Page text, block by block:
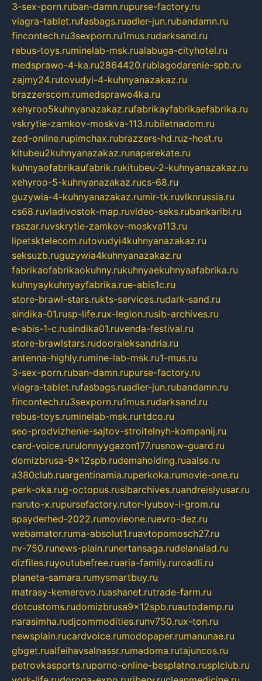
3-sex-porn.ruban-damn.rupurse-factory.ru
viagra-tablet.rufasbags.ruadler-jun.rubandamn.ru
fincontech.ru3sexporn.ru1mus.rudarksand.ru
rebus-toys.ruminelab-msk.rualabuga-cityhotel.ru
medsprawo-4-ka.ru2864420.rublagodarenie-spb.ru
zajmy24.rutovudyi-4-kuhnyanazakaz.ru
brazzerscom.rumedsprawo4ka.ru
xehyroo5kuhnyanazakaz.rufabrikayfabrikaefabrika.ru
vskrytie-zamkov-moskva-113.rubiletnadom.ru
zed-online.rupimchax.rubrazzers-hd.ruz-host.ru
kitubeu2kuhnyanazakaz.runaperekate.ru
kuhnyaofabrikaufabrik.rukitubeu-2-kuhnyanazakaz.ru
xehyroo-5-kuhnyanazakaz.rucs-68.ru
guzywia-4-kuhnyanazakaz.rumir-tk.ruvlknrussia.ru
cs68.ruvladivostok-map.ruvideo-seks.rubankaribi.ru
raszar.ruvskrytie-zamkov-moskva113.ru
lipetsktelecom.rutovudyi4kuhnyanazakaz.ru
seksuzb.ruguzywia4kuhnyanazakaz.ru
fabrikaofabrikaokuhny.rukuhnyaekuhnyaafabrika.ru
kuhnyaykuhnyayfabrika.rue-abis1c.ru
store-brawl-stars.rukts-services.rudark-sand.ru
sindika-01.rusp-life.rux-legion.rusib-archives.ru
e-abis-1-c.rusindika01.ruvenda-festival.ru
store-brawlstars.rudooraleksandria.ru
antenna-highly.rumine-lab-msk.ru1-mus.ru
3-sex-porn.ruban-damn.rupurse-factory.ru
viagra-tablet.rufasbags.ruadler-jun.rubandamn.ru
fincontech.ru3sexporn.ru1mus.rudarksand.ru
rebus-toys.ruminelab-msk.rurtdco.ru
seo-prodvizhenie-sajtov-stroitelnyh-kompanij.ru
card-voice.rurulonnyygazon177.rusnow-guard.ru
domizbrusa-9x12spb.rudemaholding.ruaalse.ru
a380club.ruargentinamia.ruperkoka.rumovie-one.ru
perk-oka.rug-octopus.rusibarchives.ruandreislyusar.ru
naruto-x.rupursefactory.rutor-lyubov-i-grom.ru
spayderhed-2022.rumovieone.ruevro-dez.ru
webamator.ruma-absolut1.ruavtopomosch27.ru
nv-750.runews-plain.runertansaga.rudelanalad.ru
dizfiles.ruyoutubefree.ruaria-family.ruroadli.ru
planeta-samara.rumysmartbuy.ru
matrasy-kemerovo.ruashanet.rutrade-farm.ru
dotcustoms.rudomizbrusa9x12spb.ruautodamp.ru
narasimha.rudjcommodities.runv750.rux-ton.ru
newsplain.rucardvoice.rumodopaper.rumanunae.ru
gbget.rualfeihavsalnassr.rumadoma.rutajuncos.ru
petrovkasports.ruporno-online-besplatno.rusplclub.ru